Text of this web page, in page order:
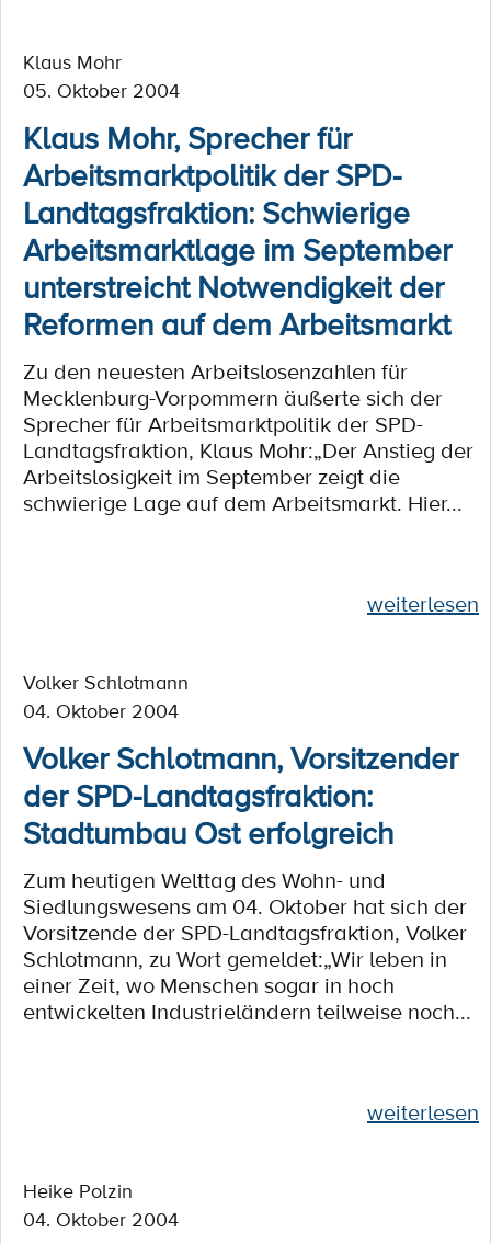
Klaus Mohr
05. Oktober 2004
Klaus Mohr, Sprecher für
Arbeitsmarktpolitik der SPD-
Landtagsfraktion: Schwierige
Arbeitsmarktlage im September
unterstreicht Notwendigkeit der
Reformen auf dem Arbeitsmarkt
Zu den neuesten Arbeitslosenzahlen für
Mecklenburg-Vorpommern äußerte sich der
Sprecher für Arbeitsmarktpolitik der SPD-
Landtagsfraktion, Klaus Mohr:„Der Anstieg der
Arbeitslosigkeit im September zeigt die
schwierige Lage auf dem Arbeitsmarkt. Hier...
weiterlesen
Volker Schlotmann
04. Oktober 2004
Volker Schlotmann, Vorsitzender
der SPD-Landtagsfraktion:
Stadtumbau Ost erfolgreich
Zum heutigen Welttag des Wohn- und
Siedlungswesens am 04. Oktober hat sich der
Vorsitzende der SPD-Landtagsfraktion, Volker
Schlotmann, zu Wort gemeldet:„Wir leben in
einer Zeit, wo Menschen sogar in hoch
entwickelten Industrieländern teilweise noch...
weiterlesen
Heike Polzin
04. Oktober 2004